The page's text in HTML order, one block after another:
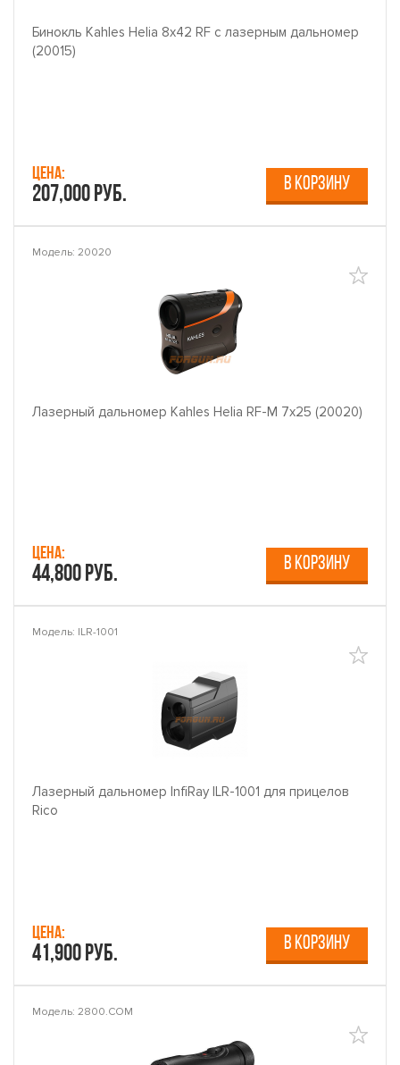
Бинокль Kahles Helia 8x42 RF с лазерным дальномер
(20015)
Цена:
207,000 руб. В КОРЗИНУ
Модель: 20020
Лазерный дальномер Kahles Helia RF-M 7x25 (20020)
Цена:
44,800 руб. В КОРЗИНУ
Модель: ILR-1001
Лазерный дальномер InfiRay ILR-1001 для прицелов
Rico
Цена:
41,900 руб. В КОРЗИНУ
Модель: 2800.COM